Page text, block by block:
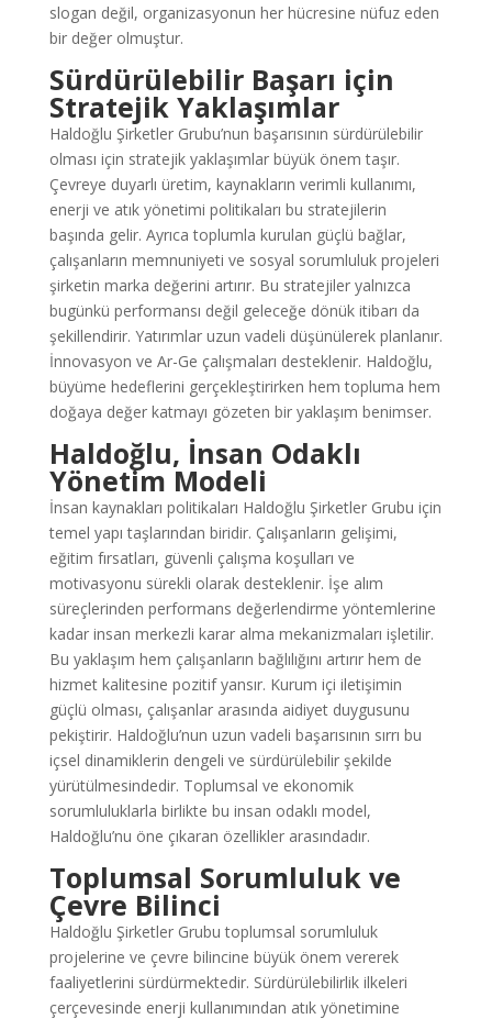
slogan değil, organizasyonun her hücresine nüfuz eden
bir değer olmuştur.
Sürdürülebilir Başarı için
Stratejik Yaklaşımlar
Haldoğlu Şirketler Grubu’nun başarısının sürdürülebilir
olması için stratejik yaklaşımlar büyük önem taşır.
Çevreye duyarlı üretim, kaynakların verimli kullanımı,
enerji ve atık yönetimi politikaları bu stratejilerin
başında gelir. Ayrıca toplumla kurulan güçlü bağlar,
çalışanların memnuniyeti ve sosyal sorumluluk projeleri
şirketin marka değerini artırır. Bu stratejiler yalnızca
bugünkü performansı değil geleceğe dönük itibarı da
şekillendirir. Yatırımlar uzun vadeli düşünülerek planlanır.
İnnovasyon ve Ar-Ge çalışmaları desteklenir. Haldoğlu,
büyüme hedeflerini gerçekleştirirken hem topluma hem
doğaya değer katmayı gözeten bir yaklaşım benimser.
Haldoğlu, İnsan Odaklı
Yönetim Modeli
İnsan kaynakları politikaları Haldoğlu Şirketler Grubu için
temel yapı taşlarından biridir. Çalışanların gelişimi,
eğitim fırsatları, güvenli çalışma koşulları ve
motivasyonu sürekli olarak desteklenir. İşe alım
süreçlerinden performans değerlendirme yöntemlerine
kadar insan merkezli karar alma mekanizmaları işletilir.
Bu yaklaşım hem çalışanların bağlılığını artırır hem de
hizmet kalitesine pozitif yansır. Kurum içi iletişimin
güçlü olması, çalışanlar arasında aidiyet duygusunu
pekiştirir. Haldoğlu’nun uzun vadeli başarısının sırrı bu
içsel dinamiklerin dengeli ve sürdürülebilir şekilde
yürütülmesindedir. Toplumsal ve ekonomik
sorumluluklarla birlikte bu insan odaklı model,
Haldoğlu’nu öne çıkaran özellikler arasındadır.
Toplumsal Sorumluluk ve
Çevre Bilinci
Haldoğlu Şirketler Grubu toplumsal sorumluluk
projelerine ve çevre bilincine büyük önem vererek
faaliyetlerini sürdürmektedir. Sürdürülebilirlik ilkeleri
çerçevesinde enerji kullanımından atık yönetimine